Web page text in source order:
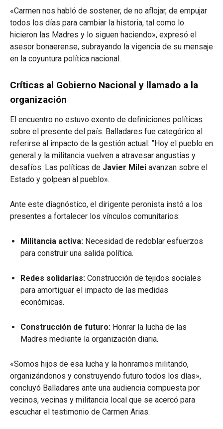
«Carmen nos habló de sostener, de no aflojar, de empujar
todos los días para cambiar la historia, tal como lo
hicieron las Madres y lo siguen haciendo», expresó el
asesor bonaerense, subrayando la vigencia de su mensaje
en la coyuntura política nacional.
Críticas al Gobierno Nacional y llamado a la
organización
El encuentro no estuvo exento de definiciones políticas
sobre el presente del país. Balladares fue categórico al
referirse al impacto de la gestión actual: ”Hoy el pueblo en
general y la militancia vuelven a atravesar angustias y
desafíos. Las políticas de Javier Milei avanzan sobre el
Estado y golpean al pueblo».
Ante este diagnóstico, el dirigente peronista instó a los
presentes a fortalecer los vínculos comunitarios:
Militancia activa: Necesidad de redoblar esfuerzos
para construir una salida política.
Redes solidarias: Construcción de tejidos sociales
para amortiguar el impacto de las medidas
económicas.
Construcción de futuro: Honrar la lucha de las
Madres mediante la organización diaria.
«Somos hijos de esa lucha y la honramos militando,
organizándonos y construyendo futuro todos los días»,
concluyó Balladares ante una audiencia compuesta por
vecinos, vecinas y militancia local que se acercó para
escuchar el testimonio de Carmen Arias.